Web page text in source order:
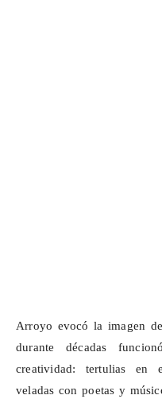
Arroyo evocó la imagen
durante décadas
creatividad: tertulias en
veladas con poetas y